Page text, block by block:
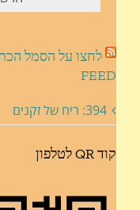
FEED
394: ריח של זקנים
קוד QR לטלפון